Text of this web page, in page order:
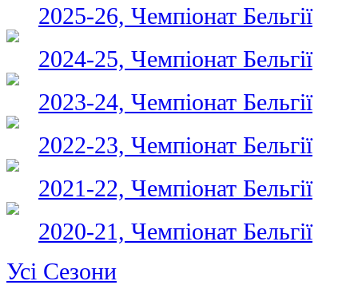
2025-26, Чемпіонат Бельгії
2024-25, Чемпіонат Бельгії
2023-24, Чемпіонат Бельгії
2022-23, Чемпіонат Бельгії
2021-22, Чемпіонат Бельгії
2020-21, Чемпіонат Бельгії
Усі Сезони